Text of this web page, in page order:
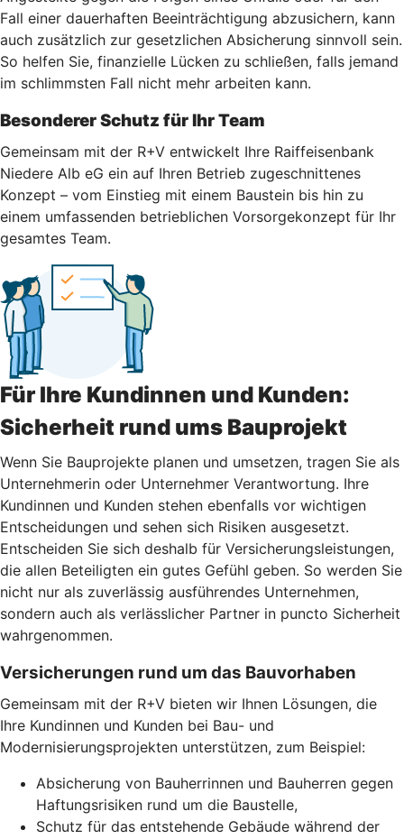
Fall einer dauerhaften Beeinträchtigung abzusichern, kann
auch zusätzlich zur gesetzlichen Absicherung sinnvoll sein.
So helfen Sie, finanzielle Lücken zu schließen, falls jemand
im schlimmsten Fall nicht mehr arbeiten kann.
Besonderer Schutz für Ihr Team
Gemeinsam mit der R+V entwickelt Ihre Raiffeisenbank
Niedere Alb eG ein auf Ihren Betrieb zugeschnittenes
Konzept – vom Einstieg mit einem Baustein bis hin zu
einem umfassenden betrieblichen Vorsorgekonzept für Ihr
gesamtes Team.
Für Ihre Kundinnen und Kunden:
Sicherheit rund ums Bauprojekt
Wenn Sie Bauprojekte planen und umsetzen, tragen Sie als
Unternehmerin oder Unternehmer Verantwortung. Ihre
Kundinnen und Kunden stehen ebenfalls vor wichtigen
Entscheidungen und sehen sich Risiken ausgesetzt.
Entscheiden Sie sich deshalb für Versicherungsleistungen,
die allen Beteiligten ein gutes Gefühl geben. So werden Sie
nicht nur als zuverlässig ausführendes Unternehmen,
sondern auch als verlässlicher Partner in puncto Sicherheit
wahrgenommen.
Versicherungen rund um das Bauvorhaben
Gemeinsam mit der R+V bieten wir Ihnen Lösungen, die
Ihre Kundinnen und Kunden bei Bau- und
Modernisierungsprojekten unterstützen, zum Beispiel:
Absicherung von Bauherrinnen und Bauherren gegen
Haftungsrisiken rund um die Baustelle,
Schutz für das entstehende Gebäude während der